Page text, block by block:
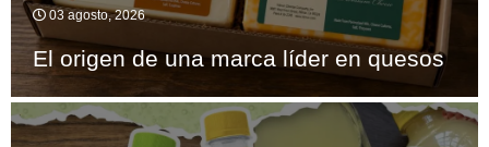
03 agosto, 2026
El origen de una marca líder en quesos